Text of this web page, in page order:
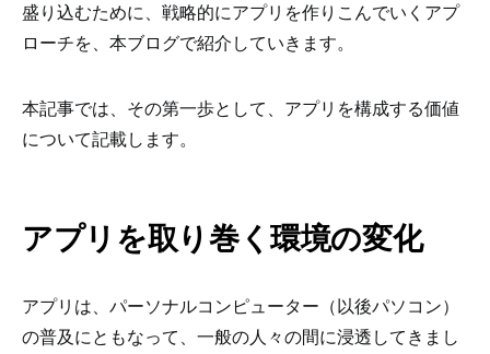
盛り込むために、戦略的にアプリを作りこんでいくアプ
ローチを、本ブログで紹介していきます。
本記事では、その第一歩として、アプリを構成する価値
について記載します。
アプリを取り巻く環境の変化
アプリは、パーソナルコンピューター（以後パソコン）
の普及にともなって、一般の人々の間に浸透してきまし